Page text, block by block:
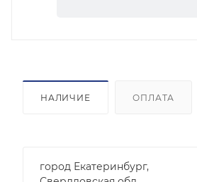
НАЛИЧИЕ ОПЛАТА
город Екатеринбург,